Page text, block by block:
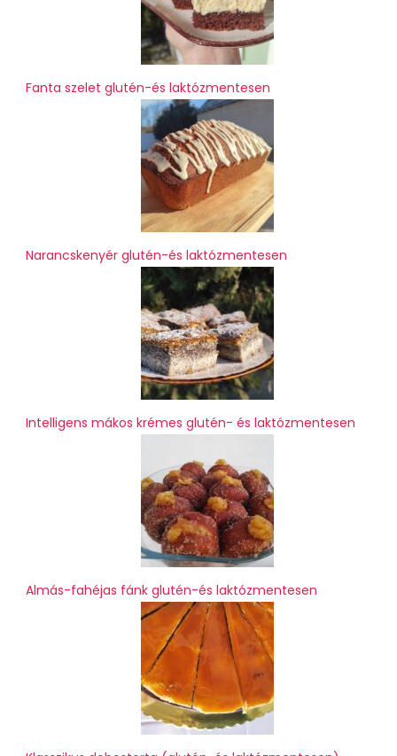
Fanta szelet glutén-és laktózmentesen
Narancskenyér glutén-és laktózmentesen
Intelligens mákos krémes glutén- és laktózmentesen
Almás-fahéjas fánk glutén-és laktózmentesen